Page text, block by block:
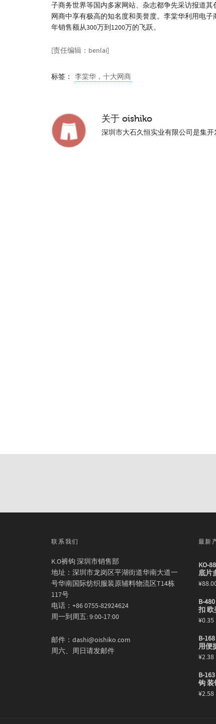
子商务世界等国内多家网站、杂志都争先采访报道
网商中享有极高的知名度和美誉度。李棠华利用电
年销售额从300万到1200万的飞跃。
[责任编辑：benlai]
标签： 李棠华，十大网商
关于 oishiko
深圳市大石久恒实业有限公司是集
联系我们
K.O裤钩 深圳市销售部
地址：深圳市龙岗区平湖街道华南大道一
号华南国际纺织服装原辅料物流区T14栋
117号
电话：+86 0755-82924624
周一到周五: 9:00-17:00
邮件：dashi@oishiko.com
周六、周日请发邮件
最新
KO-
底片
¥
B-
扣 欧
¥0.35
B-
用便
¥2.38
B-
钩 装
¥2.58